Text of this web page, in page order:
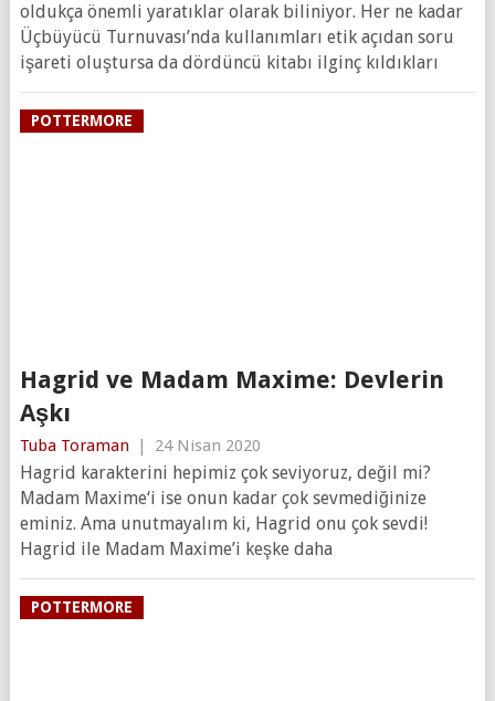
oldukça önemli yaratıklar olarak biliniyor. Her ne kadar
Üçbüyücü Turnuvası’nda kullanımları etik açıdan soru
işareti oluştursa da dördüncü kitabı ilginç kıldıkları
POTTERMORE
Hagrid ve Madam Maxime: Devlerin
Aşkı
Tuba Toraman 24 Nisan 2020
Hagrid karakterini hepimiz çok seviyoruz, değil mi?
Madam Maxime‘i ise onun kadar çok sevmediğinize
eminiz. Ama unutmayalım ki, Hagrid onu çok sevdi!
Hagrid ile Madam Maxime’i keşke daha
POTTERMORE